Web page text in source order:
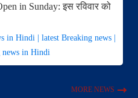
in Sunday: इस रविवार को
in Hindi | latest Breaking news |
in Hindi
MORE NEWS